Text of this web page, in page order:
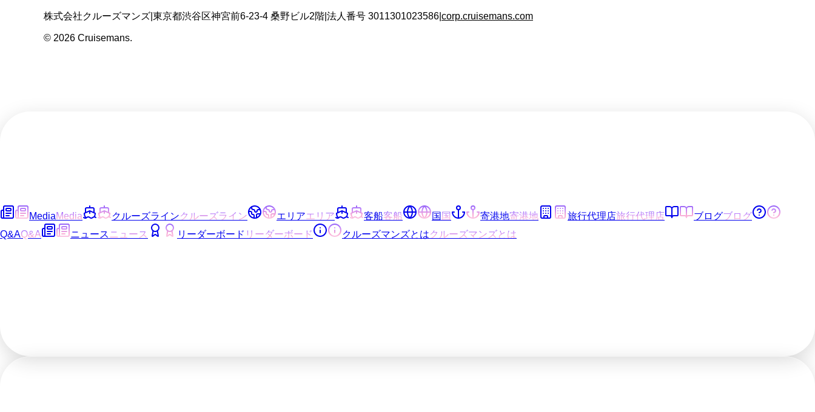
株式会社クルーズマンズ 東京都渋谷区神宮前6-23-4 桑野ビル2階 法人番号 3011301023586 corp.cruisemans.com
© 2026 Cruisemans.
MediaMedia クルーズラインクルーズライン エリアエリア 客船客船 国国 寄港地寄港地 旅行代理店旅行代理店 ブログブログ
Q&AQ&A ニュース ニュース リーダーボード リーダーボード クルーズマンズとはクルーズマンズとは